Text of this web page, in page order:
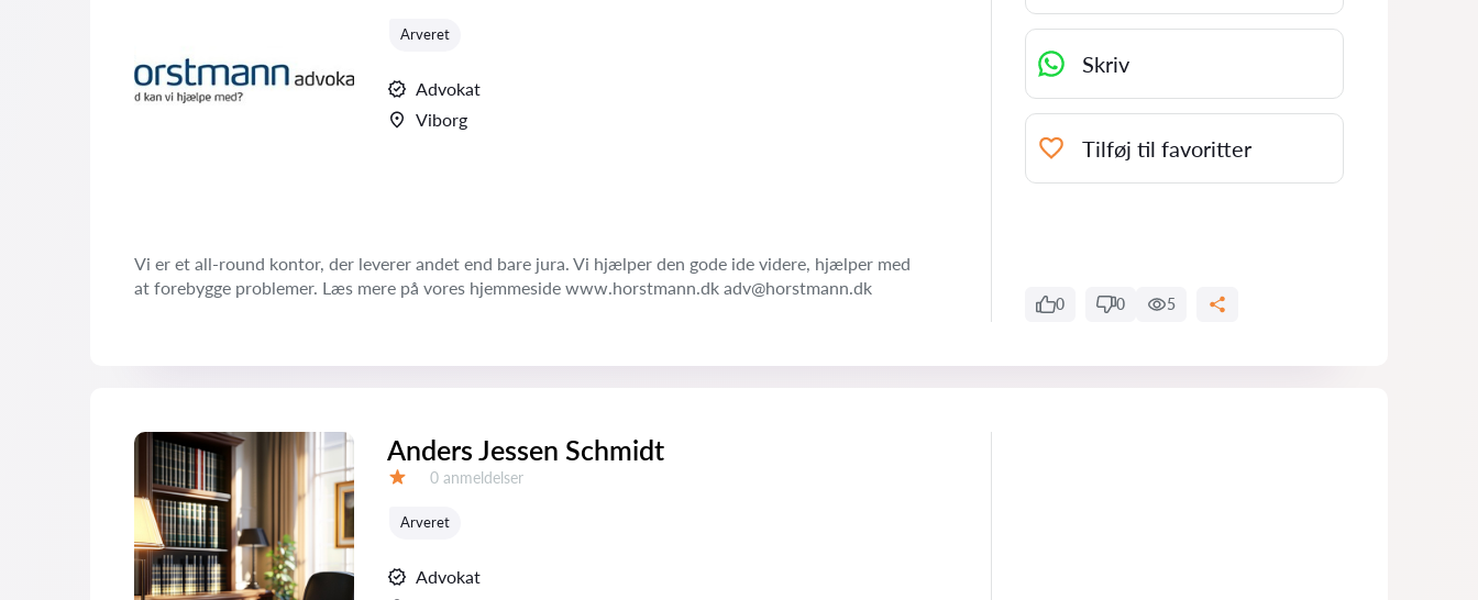
Arveret
Advokat
Viborg
Vi er et all-round kontor, der leverer andet end bare jura. Vi hjælper den gode ide videre, hjælper med
at forebygge problemer. Læs mere på vores hjemmeside www.horstmann.dk adv@horstmann.dk
Skriv
Tilføj til favoritter
0 0 5
Anders Jessen Schmidt
Anmeldelser:
0 anmeldelser
Arveret
Advokat